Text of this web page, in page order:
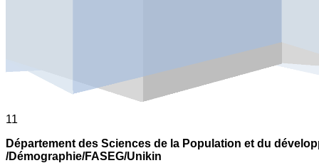
11
Département des Sciences de la Population et du
/Démographie/FASEG/Unikin